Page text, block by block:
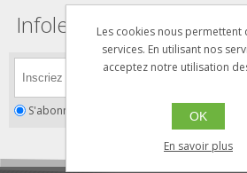
Infolettre
S'abonner
Les cookies nous
services. En utilisant nos
acceptez notre utilisation
OK
En savoir plus